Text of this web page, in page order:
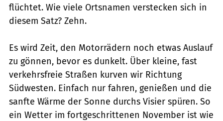
flüchtet. Wie viele Ortsnamen verstecken sich in
diesem Satz? Zehn.
Es wird Zeit, den Motorrädern noch etwas Auslauf
zu gönnen, bevor es dunkelt. Über kleine, fast
verkehrsfreie Straßen kurven wir Richtung
Südwesten. Einfach nur fahren, genießen und die
sanfte Wärme der Sonne durchs Visier spüren. So
ein Wetter im fortgeschrittenen November ist wie